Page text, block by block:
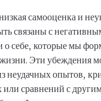
самооценка и
связаны с
о себе, которые мы
Эти убеждения
неудачных опытов,
сравнений с